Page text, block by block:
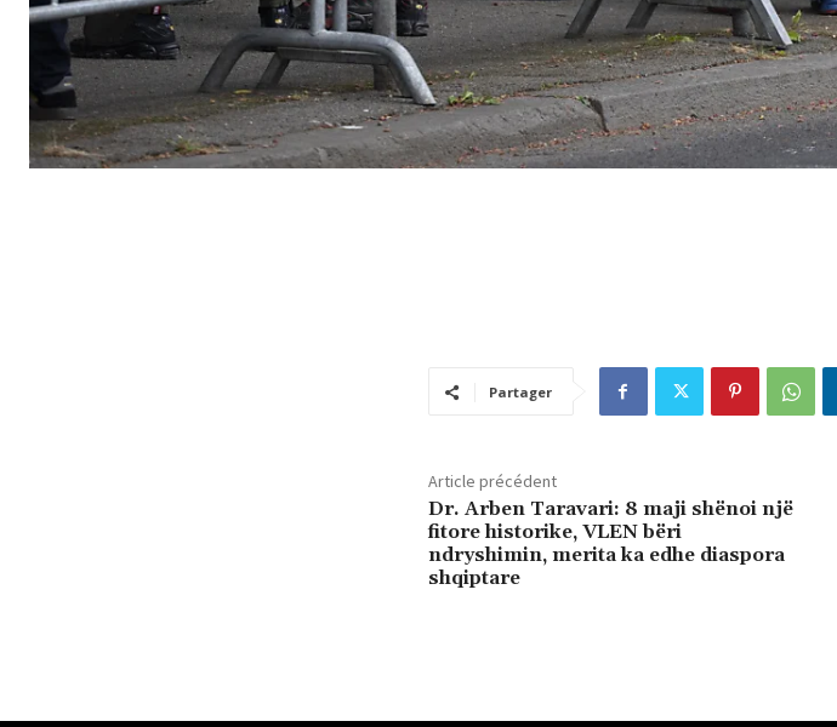
Partager
Article précédent
Dr. Arben Taravari: 8 maji shënoi një
fitore historike, VLEN bëri
ndryshimin, merita ka edhe diaspora
shqiptare